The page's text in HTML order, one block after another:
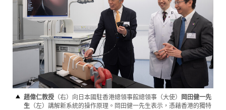
趙偉仁教授（右）向日本國駐香港總領事館總領事（大使）
岡田健一先
生（左）講解新系統的操作原理。岡田健一先生表示，憑藉香港的獨特